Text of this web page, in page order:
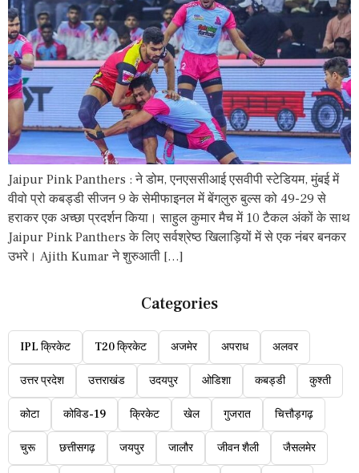
Jaipur Pink Panthers : ने डोम, एनएससीआई एसवीपी स्टेडियम, मुंबई में
वीवो प्रो कबड्डी सीजन 9 के सेमीफाइनल में बेंगलुरु बुल्स को 49-29 से
हराकर एक अच्छा प्रदर्शन किया। साहुल कुमार मैच में 10 टैकल अंकों के साथ
Jaipur Pink Panthers के लिए सर्वश्रेष्ठ खिलाड़ियों में से एक नंबर बनकर
उभरे। Ajith Kumar ने शुरुआती […]
Categories
IPL क्रिकेट T20 क्रिकेट अजमेर अपराध अलवर
उत्तर प्रदेश उत्तराखंड उदयपुर ओडिशा कबड्डी कुश्ती
कोटा कोविड-19 क्रिकेट खेल गुजरात चित्तौड़गढ़
चुरू छत्तीसगढ़ जयपुर जालौर जीवन शैली जैसलमेर